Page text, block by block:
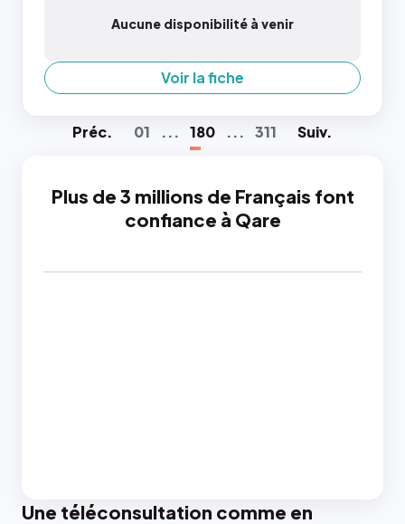
Aucune disponibilité à venir
Voir la fiche
Préc. 01 ... 180 ... 311 Suiv.
Plus de 3 millions de Français font
confiance à Qare
Une téléconsultation comme en